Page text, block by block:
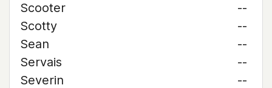
Scooter
--
Scotty
--
Sean
--
Servais
--
Severin
--